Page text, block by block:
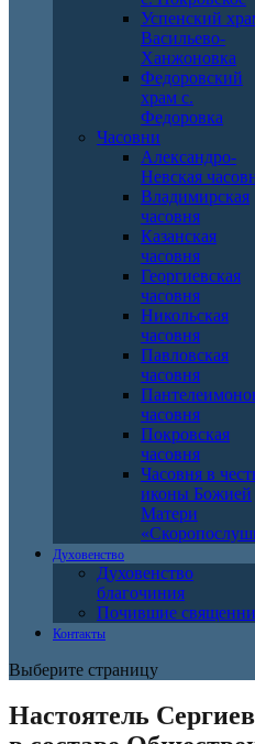
Успенский
Васильево-
Ханжоновка
Федоровский
храм с.
Федоровка
Часовни
Александро-
Невская
Владимирская
часовня
Казанская
часовня
Георгиевская
часовня
Никольская
часовня
Павловская
часовня
часовня
Покровская
часовня
Часовня в
иконы Божией
Матери
Духовенство
Духовенство
благочиния
Почившие
Контакты
Выберите страницу
Настоятель